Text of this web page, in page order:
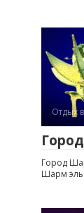
Отдых
Город
Шарм эль